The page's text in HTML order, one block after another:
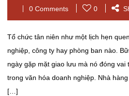
0 Comments
0
Tổ chức tân niên như một lịch hẹn
nghiệp, công ty hay phòng ban nào.
ngày gặp mặt giao lưu mà nó đóng vai
trong văn hóa doanh nghiệp. Nhà
[…]